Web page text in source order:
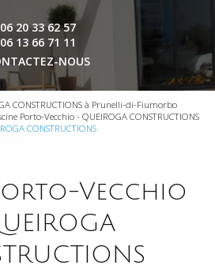
06 20 33 62 57
06 13 66 71 11
NOUS
CONSTRUCTIONS à Prunelli-di-Fiumorbo
Porto-Vecchio - QUEIROGA CONSTRUCTIONS
CONSTRUCTIONS
Vecchio